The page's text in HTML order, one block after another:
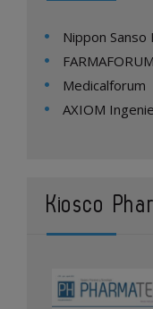
Nippon Sanso
FARMAFORUM
Medicalforum
AXIOM
Kiosco